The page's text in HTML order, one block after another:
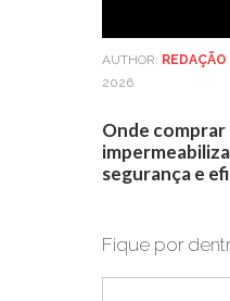
AUTHOR: REDAÇÃO
2026
Onde comprar
segurança e
Fique por